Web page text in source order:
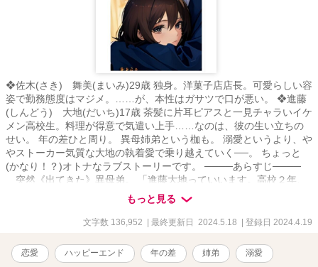
あれ☆彡 表紙絵・紗蔵蒼様
❖佐木(さき) 舞美(まいみ)29歳 独身。洋菓子店店長。可愛らしい容
姿で勤務態度はマジメ。……が、本性はガサツで口が悪い。 ❖進藤
(しんどう) 大地(だいち)17歳 茶髪に片耳ピアスと一見チャラいイケ
メン高校生。料理が得意で気遣い上手……なのは、彼の生い立ちの
せい。 年の差ひと周り。 異母姉弟という枷も。 溺愛というより、や
やストーカー気質な大地の執着愛で乗り越えていく──。 ちょっと
(かなり！？)オトナなラブストーリーです。 ────あらすじ────
突然《出てきた》異母弟。 「進藤大地っていいます。高校２年、
17歳です」 あまりにも、人懐っこくて、さわやかで。 「だった
ら、僕を……僕自身を嫌いだって、言ってよ」 なのに、私には理
解し難い《マイルール》をもっていて。 「あの人は、そういう女(ひ
半分だけ血の繋がった弟は、私の心も身体も惑わせていく───。
※※※表紙絵はＡＩイラストです※※※
もっと見る
文字数 136,952 | 最終更新日 2024.5.18 | 登録日 2024.4.19
恋愛 ハッピーエンド 年の差 姉弟 溺愛